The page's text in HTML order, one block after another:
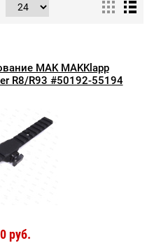
MAK MAKKlapp
R8/R93 #50192-55194
руб.